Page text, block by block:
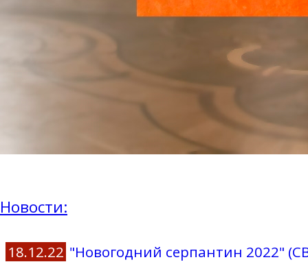
Новости:
18.12.22 "Новогодний серпантин 2022"